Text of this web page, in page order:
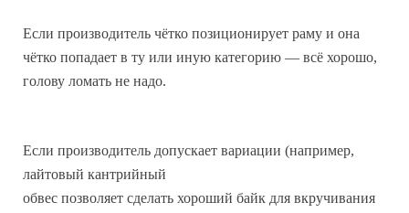
Если производитель чётко позиционирует раму и она
чётко попадает в ту или иную категорию — всё хорошо,
голову ломать не надо.
Если производитель допускает вариации (например,
лайтовый кантрийный
обвес позволяет сделать хороший байк для вкручивания